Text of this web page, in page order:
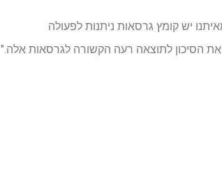
יש קומץ גרסאות ניתנות לפעולה
את הסיכון לתוצאה רעה הקשורה לגרסאות אלה."